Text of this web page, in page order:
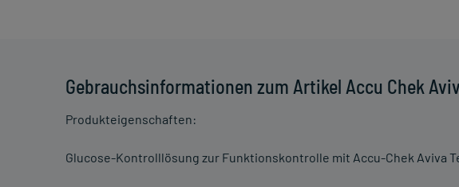
Gebrauchsinformationen zum Artikel Accu Chek
Produkteigenschaften:
Glucose-Kontrolllösung zur Funktionskontrolle mit Accu-Chek Aviva